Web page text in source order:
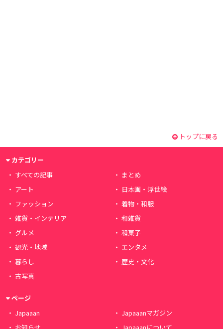
トップに戻る
カテゴリー
すべての記事
まとめ
アート
日本画・浮世絵
ファッション
着物・和服
雑貨・インテリア
和雑貨
グルメ
和菓子
観光・地域
エンタメ
暮らし
歴史・文化
古写真
ページ
Japaaan
Japaaanマガジン